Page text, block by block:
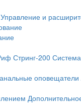
Управление и
Стринг-200
оповещатели